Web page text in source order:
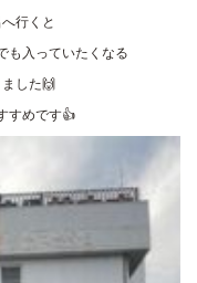
行くと
も入っていたくなる
した🙌
すめです👍